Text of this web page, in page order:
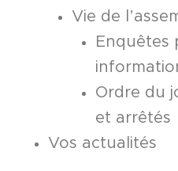
Vie de
Enquêtes
Ordre du
et arrêtés
Vos actualités